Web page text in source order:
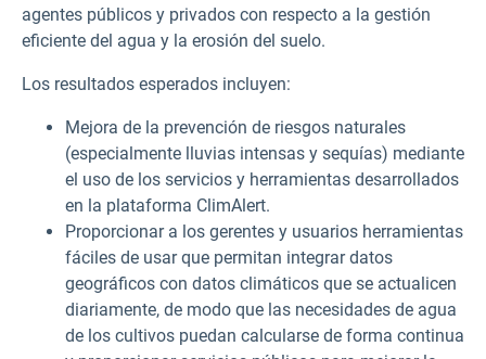
agentes públicos y privados con respecto a la gestión
eficiente del agua y la erosión del suelo.
Los resultados esperados incluyen:
Mejora de la prevención de riesgos naturales
(especialmente lluvias intensas y sequías) mediante
el uso de los servicios y herramientas desarrollados
en la plataforma ClimAlert.
Proporcionar a los gerentes y usuarios herramientas
fáciles de usar que permitan integrar datos
geográficos con datos climáticos que se actualicen
diariamente, de modo que las necesidades de agua
de los cultivos puedan calcularse de forma continua